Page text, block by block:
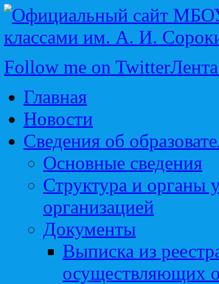
Follow me on Twitter
Главная
Новости
Сведения об
Основные сведения
Структура и органы
организацией
Документы
Выписка из
осуществляющих